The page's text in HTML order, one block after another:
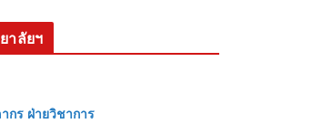
าลัยฯ
กร ฝ่ายวิชาการ